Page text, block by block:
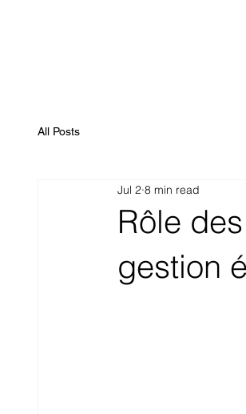
All Posts
Rôle
gestion
Jul 2 8 min read